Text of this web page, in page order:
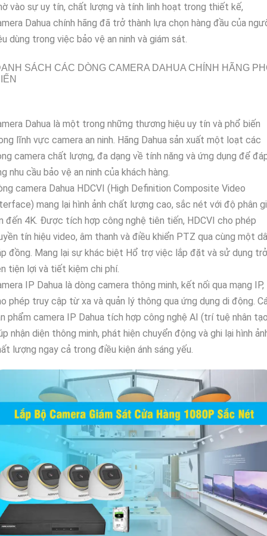
vào sự uy tín, chất lượng và tính linh hoạt trong thiết kế,
Dahua chính hãng đã trở thành lựa chọn hàng đầu của
dùng trong việc bảo vệ an ninh và giám sát.
SÁCH CÁC DÒNG CAMERA DAHUA CHÍNH HÃNG
Dahua là một trong những thương hiệu uy tín và phổ biến
lĩnh vực camera an ninh. Hãng Dahua sản xuất một loạt các
camera chất lượng, đa dạng về tính năng và ứng dụng để
nhu cầu bảo vệ an ninh của khách hàng.
camera Dahua HDCVI (High Definition Composite Video
mang lại hình ảnh chất lượng cao, sắc nét với độ phân
đến 4K. Được tích hợp công nghệ tiên tiến, HDCVI cho phép
tín hiệu video, âm thanh và điều khiển PTZ qua cùng một
đồng. Mang lại sự khác biệt Hổ trợ việc lắp đặt và sử dụng trở
tiện lợi và tiết kiệm chi phí.
IP Dahua là dòng camera thông minh, kết nối qua mạng IP,
phép truy cập từ xa và quản lý thông qua ứng dụng di động.
phẩm camera IP Dahua tích hợp công nghệ AI (trí tuệ nhân
nhận diện thông minh, phát hiện chuyển động và ghi lại hình
lượng ngay cả trong điều kiện ánh sáng yếu.